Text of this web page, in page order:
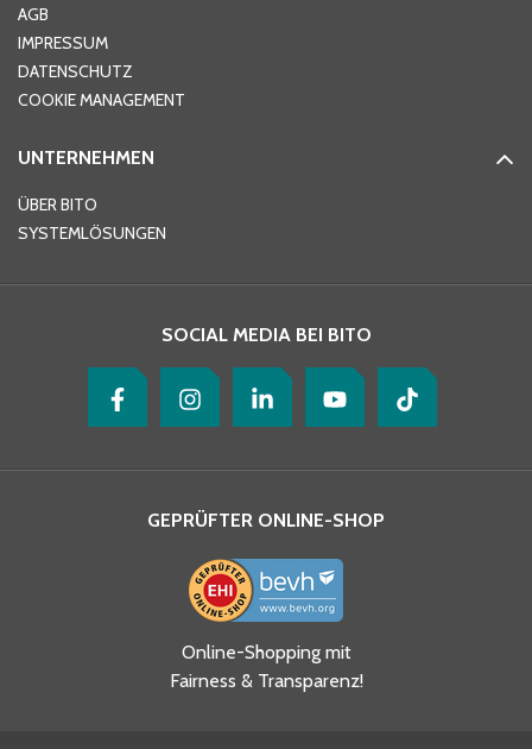
Telefon
Ja, ich habe die
Datenschutzhinweise gelesen
und akzeptiere diese.
AGB
IMPRESSUM
DATENSCHUTZ
COOKIE MANAGEMENT
UNTERNEHMEN
ÜBER BITO
SYSTEMLÖSUNGEN
SOCIAL MEDIA BEI BITO
GEPRÜFTER ONLINE-SHOP
Online-Shopping mit
Fairness & Transparenz!